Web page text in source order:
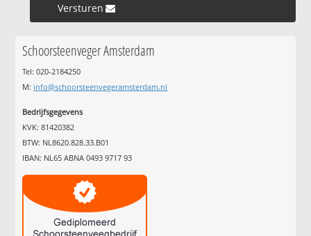
Versturen »
Schoorsteenveger Amsterdam
Tel: 020-2184250
M: info@schoorsteenvegeramsterdam.nl
Bedrijfsgegevens
KVK: 81420382
BTW: NL8620.828.33.B01
IBAN: NL65 ABNA 0493 9717 93